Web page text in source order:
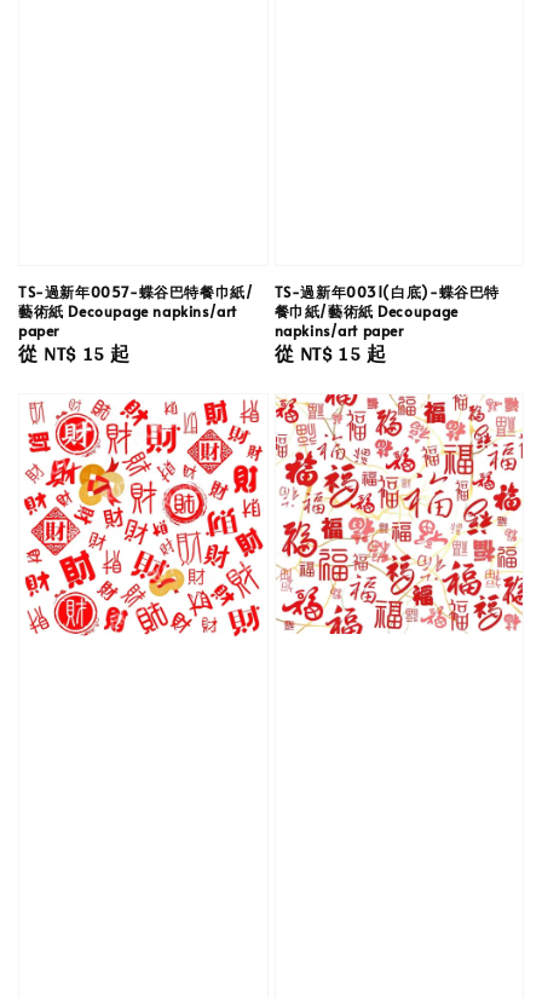
TS-過新年0057-蝶谷巴特餐巾紙/
藝術紙 Decoupage napkins/art
paper
Regular
從 NT$ 15起
TS-過新年0031(白底)-蝶谷巴特
餐巾紙/藝術紙 Decoupage
napkins/art paper
Regular
從 NT$ 15起